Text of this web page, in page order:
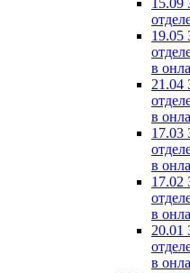
15.09
19.05
в
21.04
в
17.03
в
17.02
в
20.01
в